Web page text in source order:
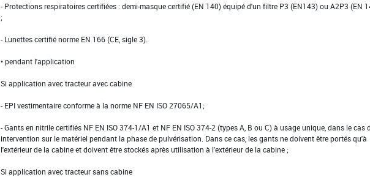
- Protections respiratoires certifiées : demi-masque certifié (EN 140) équipé d'un filtre P3 (EN143) ou A2P3 (EN
;
- Lunettes certifié norme EN 166 (CE, sigle 3).
• pendant l'application
Si application avec tracteur avec cabine
- EPI vestimentaire conforme à la norme NF EN ISO 27065/A1;
- Gants en nitrile certifiés NF EN ISO 374-1/A1 et NF EN ISO 374-2 (types A, B ou C) à usage unique, dans le cas
intervention sur le matériel pendant la phase de pulvérisation. Dans ce cas, les gants ne doivent être portés qu'à
l'extérieur de la cabine et doivent être stockés après utilisation à l'extérieur de la cabine ;
Si application avec tracteur sans cabine